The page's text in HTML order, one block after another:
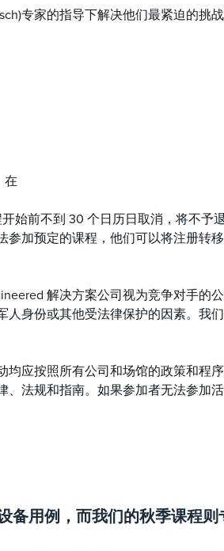
专家的指导下解决他们最紧迫的挑战
在
始前不到 30 个日历日取消，将不予
加预定的课程，他们可以将注册转
解决方案公司视为竞争对手的
身份或其他受法律保护的因素。我
应按照所有公司和场馆的政策和程
法规和指南。如果参加者无法参加
用例，而我们的秋季课程则